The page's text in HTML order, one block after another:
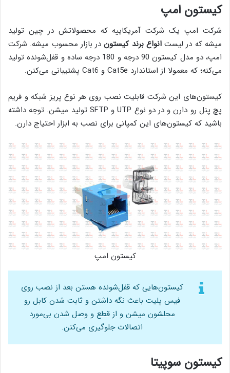
کیستون امپ
شرکت امپ یک شرکت آمریکاییه که محصولاتش در چین تولید
میشه که در لیستانواع برند کیستوندر بازار محسوب میشه. شرکت
امپ، دو مدل کیستون 90 درجه و 180 درجه ساده و قفل‌شونده تولید
می‌کنه؛ که معمولا از استاندارد Cat5e و Cat6 پشتیبانی می‌کنن.
کیستون‌های این شرکت قابلیت نصب روی هر نوع پریز شبکه و فریم
پچ پنل رو دارن و در دو نوع UTP و SFTP تولید میشن. توجه داشته
باشید که کیستون‌های این کمپانی برای نصب به ابزار احتیاج دارن.
کیستون امپ
کیستون‌هایی که قفل‌شونده هستن بعد از نصب روی
فیس پلیت باعث نگه داشتن و ثابت شدن کابل رو
محلشون میشن و از قطع‌ و‌ وصل شدن بی‌مورد
اتصالات جلوگیری می‌کنن.
کیستون سوپیتا